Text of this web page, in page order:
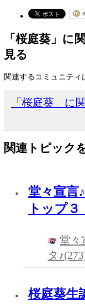
「桜庭葵」に
見る
関連するコミュニティ
「桜庭葵」に
関連トピック
堂々宣言
トップ３
堂々
タ
桜庭葵生